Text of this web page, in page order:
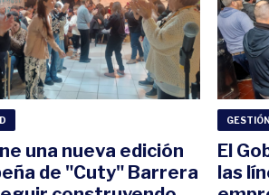
una nueva edición
de "Cuty" Barrera
GESTIÓN
El
las